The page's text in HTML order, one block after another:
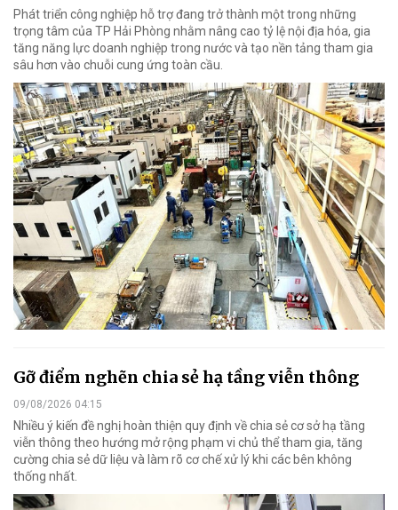
Phát triển công nghiệp hỗ trợ đang trở thành một trong những
trọng tâm của TP Hải Phòng nhằm nâng cao tỷ lệ nội địa hóa, gia
tăng năng lực doanh nghiệp trong nước và tạo nền tảng tham gia
sâu hơn vào chuỗi cung ứng toàn cầu.
Gỡ điểm nghẽn chia sẻ hạ tầng viễn thông
09/08/2026 04:15
Nhiều ý kiến đề nghị hoàn thiện quy định về chia sẻ cơ sở hạ tầng
viễn thông theo hướng mở rộng phạm vi chủ thể tham gia, tăng
cường chia sẻ dữ liệu và làm rõ cơ chế xử lý khi các bên không
thống nhất.